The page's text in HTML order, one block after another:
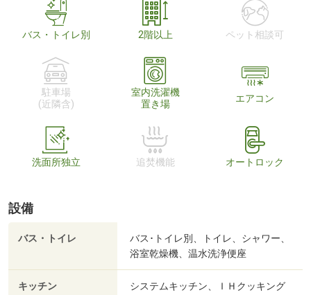
バス・トイレ別 2階以上 ペット相談可
駐車場
(近隣含)
室内洗濯機
置き場
エアコン
洗面所独立 追焚機能 オートロック
設備
バス・トイレ
バス･トイレ別、トイレ、シャワー、
浴室乾燥機、温水洗浄便座
キッチン
システムキッチン、ＩＨクッキング